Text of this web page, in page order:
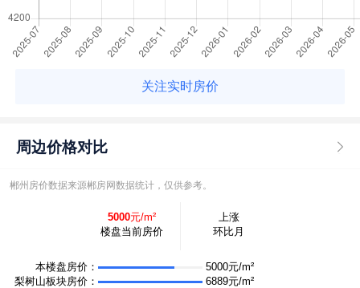
关注实时房价
周边价格对比
郴州房价数据来源郴房网数据统计，仅供参考。
5000元/m²
楼盘当前房价
上涨
环比月
本楼盘房价：
5000元/m²
梨树山板块房价：
6889元/m²